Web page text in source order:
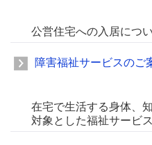
公営住宅への入居につ
障害福祉サービスのご
在宅で生活する身体、
対象とした福祉サービ